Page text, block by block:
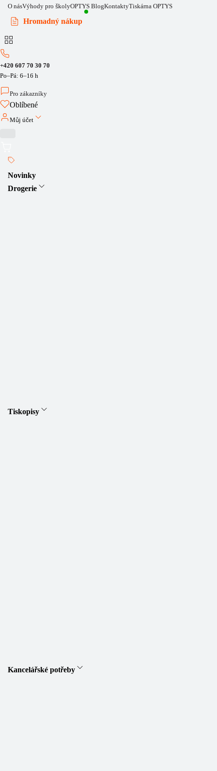
O násVýhody pro školyOPTYS BlogKontaktyTiskárna OPTYS
Hromadný nákup
+420 607 70 30 70
Po–Pá: 6–16 h
Pro zákazníky
Oblíbené
Můj účet
Novinky
Drogerie
Tiskopisy
Kancelářské potřeby